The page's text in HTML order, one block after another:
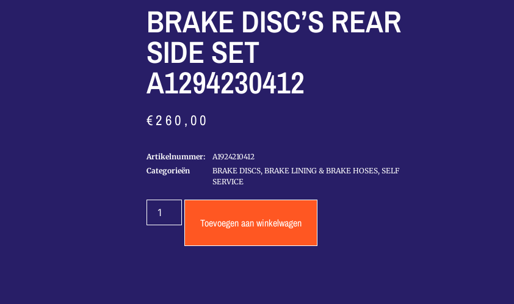
BRAKE DISC’S REAR
SIDE SET
A1294230412
€260,00
Artikelnummer:
A1924210412
Categorieën
BRAKE DISCS, BRAKE LINING & BRAKE HOSES, SELF
SERVICE
Toevoegen aan winkelwagen